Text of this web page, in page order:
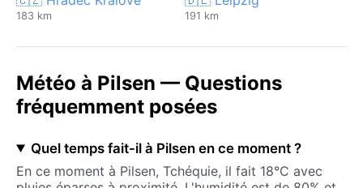
183 km 191 km
Météo à Pilsen — Questions
fréquemment posées
Quel temps fait-il à Pilsen en ce moment ?
En ce moment à Pilsen, Tchéquie, il fait 18°C avec